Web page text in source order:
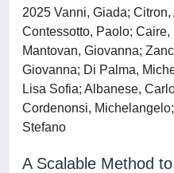
2025 Vanni, Giada;
Contessotto, Paolo;
Mantovan, Giovanna;
Giovanna; Di Palma,
Lisa Sofia; Albanese,
Cordenonsi,
Stefano
A Scalable Method